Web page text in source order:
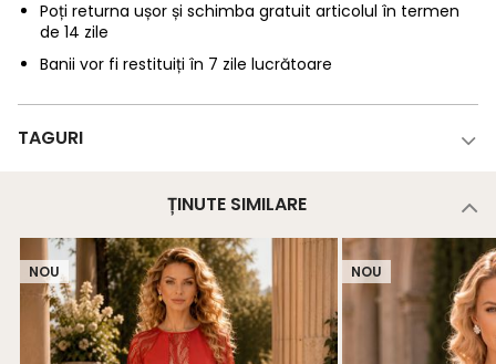
Poți returna ușor și schimba gratuit articolul în termen
de 14 zile
Banii vor fi restituiți în 7 zile lucrătoare
TAGURI
ȚINUTE SIMILARE
NOU NOU